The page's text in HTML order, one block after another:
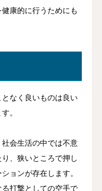
康的に行うためにも
なく良いものは良い
。
会生活の中では不意
、狭いところで押し
ョンが存在します。
打撃としての空手で